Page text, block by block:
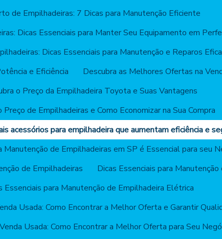
de Empilhadeiras: 7 Dicas para Manutenção Eficiente
Dicas Essenciais para Manter Seu Equipamento em
Dicas Essenciais para Manutenção e Reparos
e Eficiência
Descubra as Melhores Ofertas na
o Preço da Empilhadeira Toyota e Suas Vantagens
Preço de Empilhadeiras e Como Economizar na Sua Compra
acessórios para empilhadeira que aumentam eficiência e
Manutenção de Empilhadeiras em SP é Essencial para seu
de Empilhadeiras
Dicas Essenciais para
Essenciais para Manutenção de Empilhadeira Elétrica
Usada: Como Encontrar a Melhor Oferta e Garantir
Usada: Como Encontrar a Melhor Oferta para Seu